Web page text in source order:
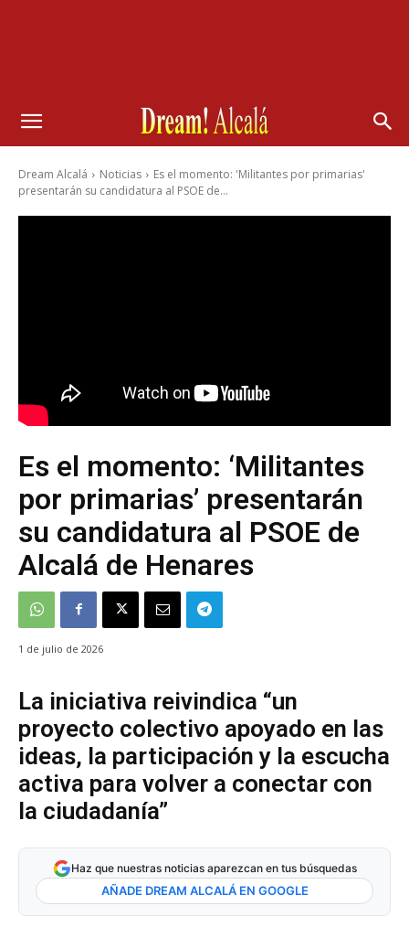
Dream Alcalá Noticias
Es el momento: 'Militantes por primarias'
presentarán su candidatura al PSOE de...
Es el momento: ‘Militantes
por primarias’ presentarán
su candidatura al PSOE de
Alcalá de Henares
1 de julio de 2026
La iniciativa reivindica “un
proyecto colectivo apoyado en las
ideas, la participación y la escucha
activa para volver a conectar con
la ciudadanía”
Haz que nuestras noticias aparezcan en tus búsquedas
AÑADE DREAM ALCALÁ EN GOOGLE